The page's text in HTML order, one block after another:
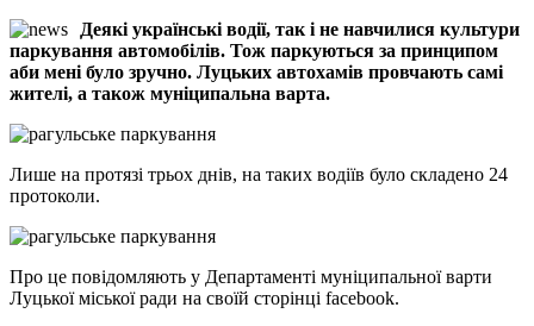
Деякі українські водії, так і не навчилися культури
паркування автомобілів. Тож паркуються за принципом
аби мені було зручно. Луцьких автохамів провчають самі
жителі, а також муніципальна варта.
Лише на протязі трьох днів, на таких водіїв було складено 24
протоколи.
Про це повідомляють у Департаменті муніципальної варти
Луцької міської ради на своїй сторінці facebook.